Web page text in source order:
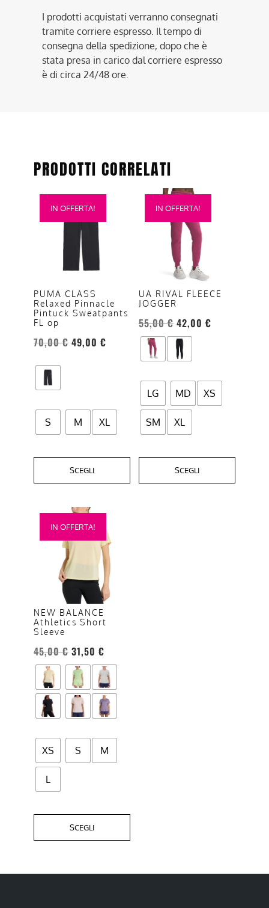
I prodotti acquistati verranno consegnati
tramite corriere espresso. Il tempo di
consegna della spedizione, dopo che è
stata presa in carico dal corriere espresso
è di circa 24/48 ore.
PRODOTTI CORRELATI
IN OFFERTA!
PUMA CLASS
Relaxed Pinnacle
Pintuck Sweatpants
FL op
70,00€ 49,00 €
S M XL
SCEGLI
Questo
prodotto
opzioni
possono
essere
scelte
pagina
del
IN OFFERTA!
UA RIVAL FLEECE
JOGGER
55,00€ 42,00 €
LG MD XS
SM XL
SCEGLI
Questo
prodotto
varianti.
opzioni
possono
essere
scelte
nella
del
prodotto
IN OFFERTA!
NEW BALANCE
Athletics Short
Sleeve
45,00€ 31,50 €
XS S M
L
SCEGLI
Questo
prodotto
varianti.
opzioni
possono
essere
scelte
nella
pagina
del
prodotto